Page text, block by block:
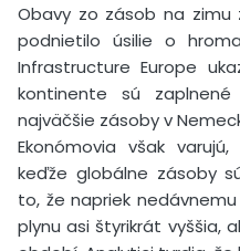
Obavy zo zásob na zimu
podnietilo úsilie o
Infrastructure Europe
kontinente sú
najväčšie zásoby v
Ekonómovia však
keďže globálne zásoby
to, že napriek
plynu asi štyrikrát vyššia,